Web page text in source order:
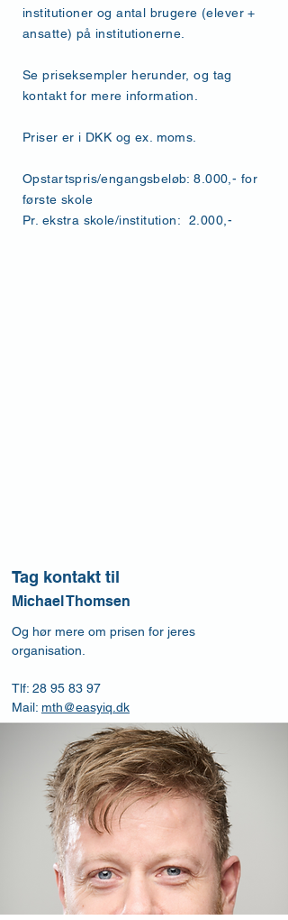
institutioner og antal brugere (elever +
ansatte) på institutionerne.
Se priseksempler herunder, og tag
kontakt for mere information.
Priser er i DKK og ex. moms.
Opstartspris/engangsbeløb: 8.000,- for
første skole
Pr. ekstra skole/institution: 2.000,-
Tag kontakt til
Michael Thomsen
Og hør mere om prisen for jeres
organisation.
Tlf: 28 95 83 97
Mail: mth@easyiq.dk